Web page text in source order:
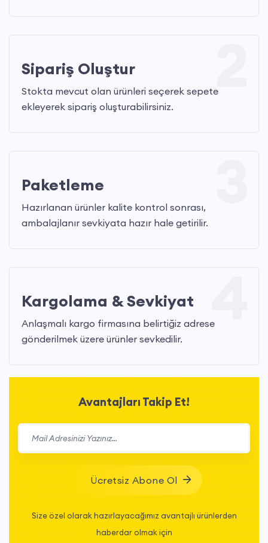
Sipariş Oluştur
Stokta mevcut olan ürünleri seçerek sepete
ekleyerek sipariş oluşturabilirsiniz.
Paketleme
Hazırlanan ürünler kalite kontrol sonrası,
ambalajlanır sevkiyata hazır hale getirilir.
Kargolama & Sevkiyat
Anlaşmalı kargo firmasına belirtiğiz adrese
gönderilmek üzere ürünler sevkedilir.
Avantajları Takip Et!
Ücretsiz Abone Ol
Size özel olarak hazırlayacağımız avantajlı ürünlerden
haberdar olmak için